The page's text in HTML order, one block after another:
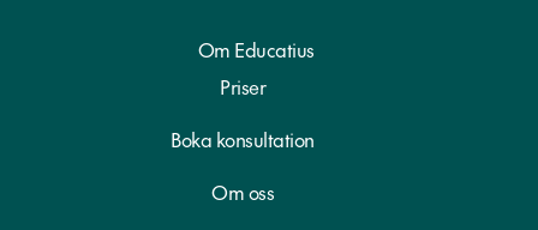
Om Educatius
Priser
Boka konsultation
Om oss